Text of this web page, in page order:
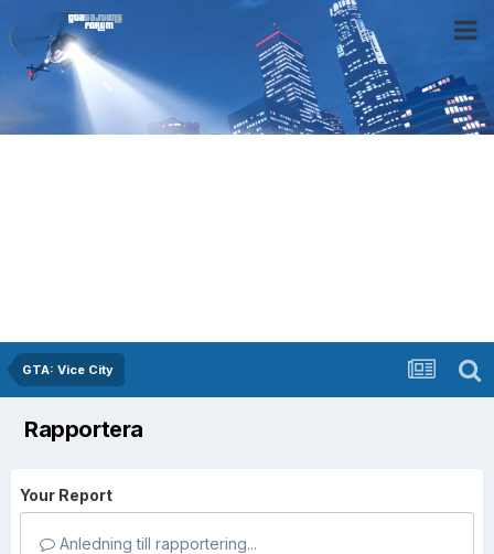
GTA: Vice City
Rapportera
Your Report
Anledning till rapportering...